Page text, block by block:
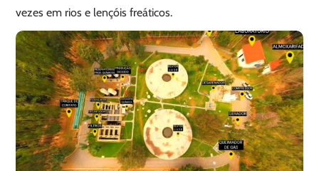
vezes em rios e lençóis freáticos.